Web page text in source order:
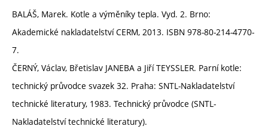
BALÁŠ, Marek. Kotle a výměníky tepla. Vyd. 2. Brno:
Akademické nakladatelství CERM, 2013. ISBN 978-80-214-4770-
7.
ČERNÝ, Václav, Břetislav JANEBA a Jiří TEYSSLER. Parní kotle:
technický průvodce svazek 32. Praha: SNTL-Nakladatelství
technické literatury, 1983. Technický průvodce (SNTL-
Nakladatelství technické literatury).